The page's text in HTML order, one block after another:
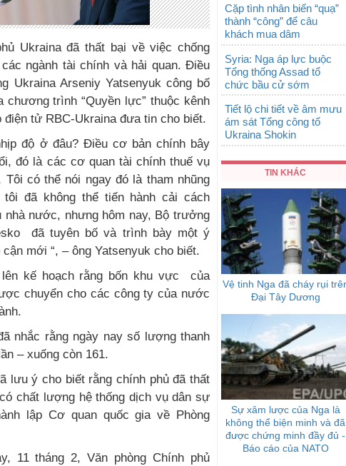
Ukraina đã thất bại về việc chống
ngành tài chính và hải quan. Điều
Ukraina Arseniy Yatsenyuk công bố
chương trình “Quyền lực” thuộc kênh
điện tử RBC-Ukraina đưa tin cho biết.
độ ở đâu? Điều cơ bản chính bây
đó là các cơ quan tài chính thuế vụ
có thể nói ngay đó là tham nhũng
đã không thể tiến hành cải cách
nhà nước, nhưng hôm nay, Bộ trưởng
đã tuyên bố và trình bày một ý
mới “, – ông Yatsenyuk cho biết.
kế hoạch rằng bốn khu vực của
chuyển cho các công ty của nước
nhắc rằng ngày nay số lượng thanh
– xuống còn 161.
lưu ý cho biết rằng chính phủ đã thất
chất lượng hệ thống dịch vụ dân sự
lập Cơ quan quốc gia về Phòng
11 tháng 2, Văn phòng Chính phủ
Cặp tình nhân biến “quạ”
thành “công” để câu
khách mua dâm
Syria: Nga áp lực buộc
Tổng thống Assad tổ
chức bầu cử sớm
Tiết lộ chi tiết về âm mưu
ám sát Tổng công tố
Ukraina Shokin
TIN KHÁC
Vệ tinh Nga đã cháy rụi
Đại Tây Dương
Sự xâm lược của Nga là
không thể biện minh và đã
được chứng minh đầy đủ -
Báo cáo của NATO